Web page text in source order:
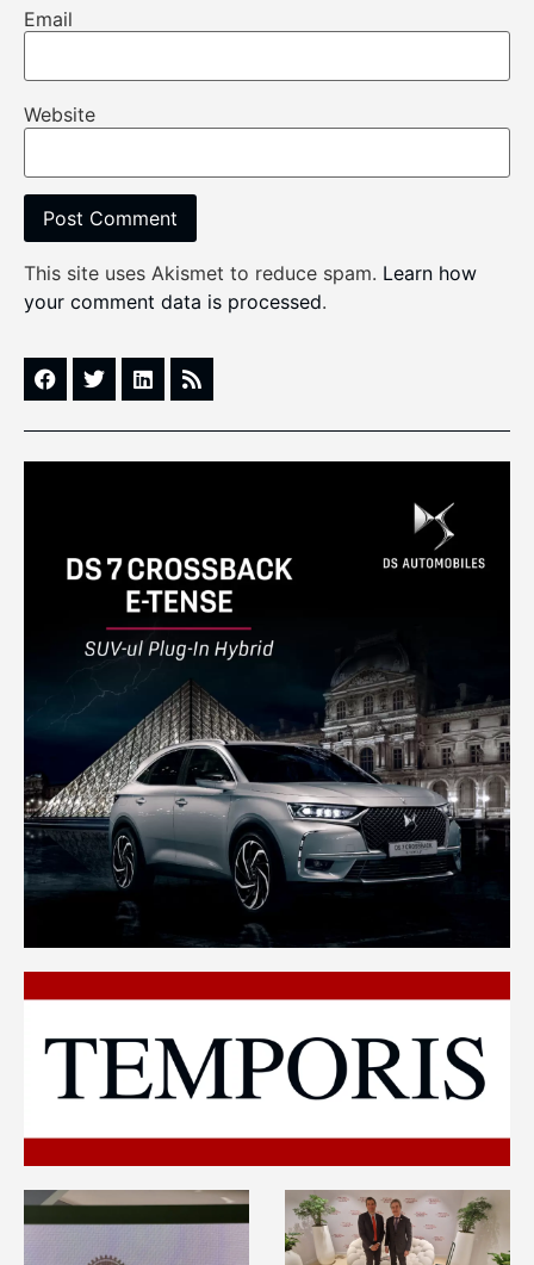
Email
Website
This site uses Akismet to reduce spam. Learn how
your comment data is processed.